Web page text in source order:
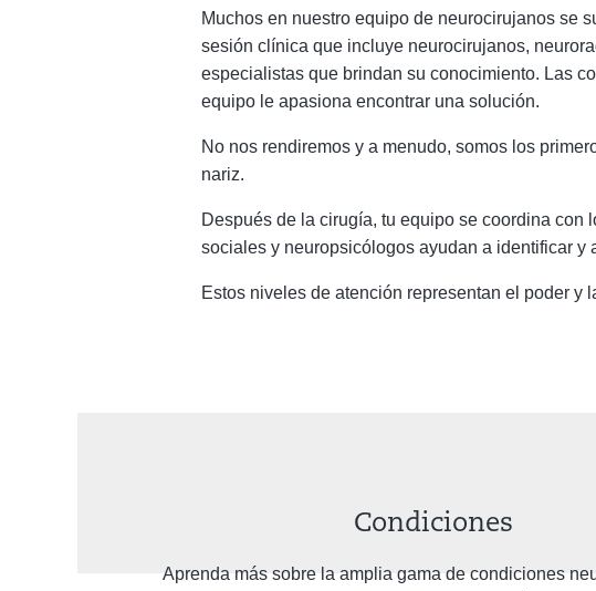
Muchos en nuestro equipo de neurocirujanos se
sesión clínica que incluye neurocirujanos,
especialistas que brindan su conocimiento. Las
equipo le apasiona encontrar una solución.
No nos rendiremos y a menudo, somos los
nariz.
Después de la cirugía, tu equipo se coordina
sociales y neuropsicólogos ayudan a identificar y
Estos niveles de atención representan el poder y
Condiciones
Aprenda más sobre la amplia gama de condiciones